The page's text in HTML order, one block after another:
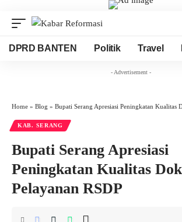
DPRD BANTEN Politik Travel
- Advertisement -
Home » Blog » Bupati Serang Apresiasi Peningkatan Kualitas
KAB. SERANG
Bupati Serang Apresiasi
Peningkatan Kualitas
Pelayanan RSDP